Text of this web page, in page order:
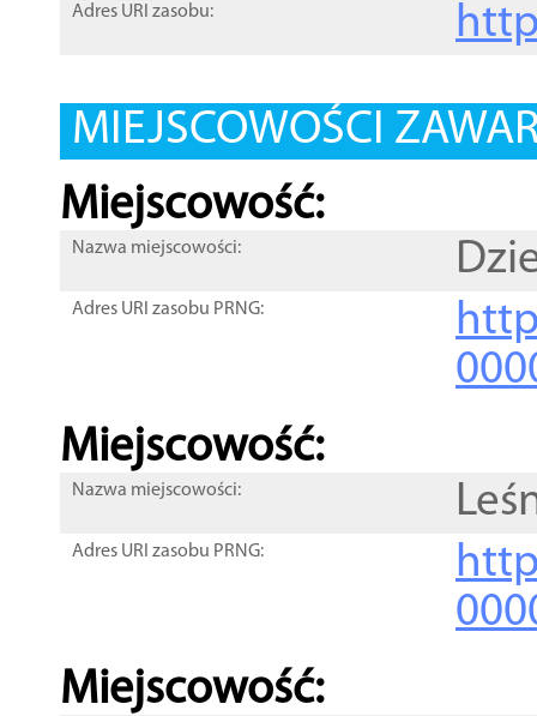
Adres URI zasobu:
MIEJSCOWOŚCI
Miejscowość:
Nazwa miejscowości:
Adres URI zasobu PRNG:
Miejscowość:
Nazwa miejscowości:
Adres URI zasobu PRNG:
Miejscowość: